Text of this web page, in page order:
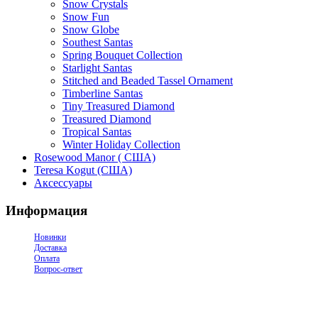
Snow Crystals
Snow Fun
Snow Globe
Southest Santas
Spring Bouquet Collection
Starlight Santas
Stitched and Beaded Tassel Ornament
Timberline Santas
Tiny Treasured Diamond
Treasured Diamond
Tropical Santas
Winter Holiday Collection
Rosewood Manor ( США)
Teresa Kogut (США)
Аксессуары
Информация
Новинки
Доставка
Оплата
Вопрос-ответ